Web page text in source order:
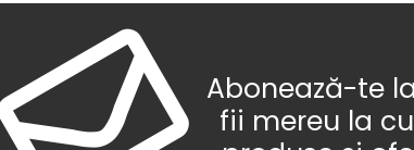
Abonează-te
fii mereu la